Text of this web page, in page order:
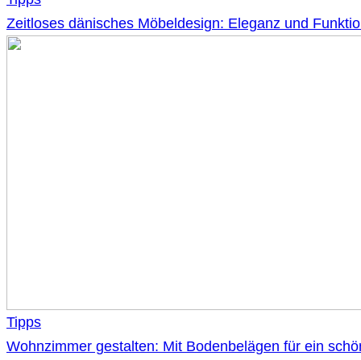
Zeitloses dänisches Möbeldesign: Eleganz und
Tipps
Wohnzimmer gestalten: Mit Bodenbelägen für ein